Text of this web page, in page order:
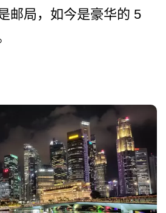
邮局，如今是豪华的 5